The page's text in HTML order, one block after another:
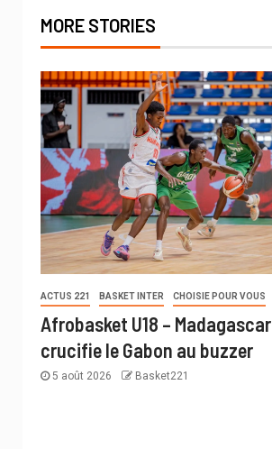
MORE STORIES
ACTUS 221 BASKET INTER CHOISIE POUR VOUS
Afrobasket U18 – Madagascar
crucifie le Gabon au buzzer
5 août 2026 Basket221